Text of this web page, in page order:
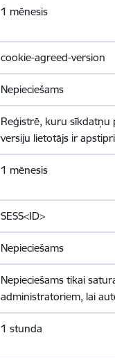
1 mēnesis
cookie-agreed-version
Nepieciešams
Reģistrē, kuru sīkdatņu
versiju lietotājs ir
1 mēnesis
SESS<ID>
Nepieciešams
Nepieciešams tikai
administratoriem, lai
1 stunda